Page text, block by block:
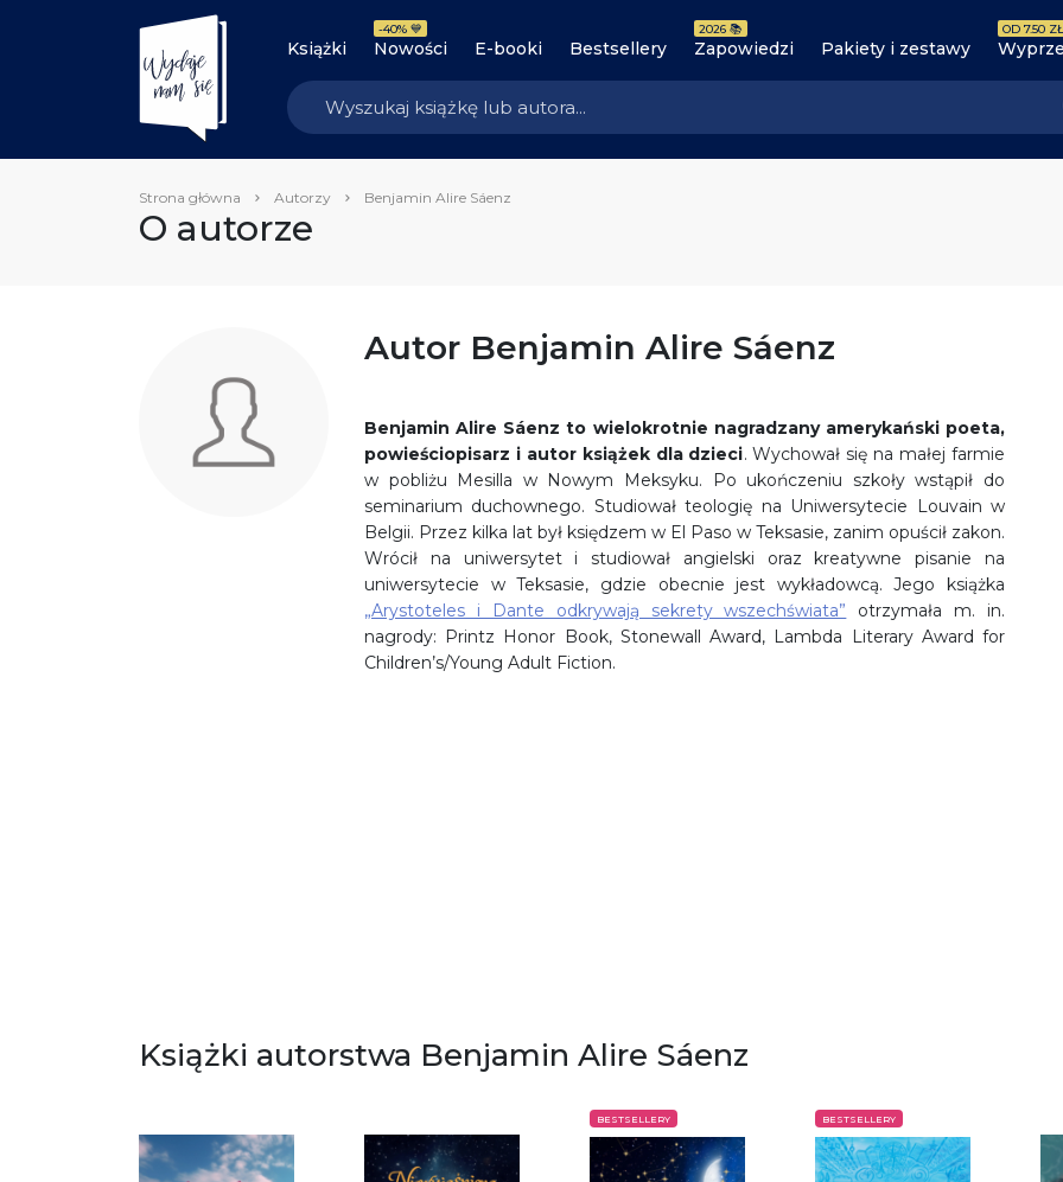
Książki Nowości
-40% 💙
E-booki Bestsellery Zapowiedzi
2026 📚
Pakiety i zestawy
OD 7.50
Strona główna Autorzy Benjamin Alire Sáenz
O autorze
Autor Benjamin Alire Sáenz
Benjamin Alire Sáenz to wielokrotnie nagradzany amerykański poeta,
powieściopisarz i autor książek dla dzieci. Wychował się na małej farmie
w pobliżu Mesilla w Nowym Meksyku. Po ukończeniu szkoły wstąpił do
seminarium duchownego. Studiował teologię na Uniwersytecie Louvain w
Belgii. Przez kilka lat był księdzem w El Paso w Teksasie, zanim opuścił zakon.
Wrócił na uniwersytet i studiował angielski oraz kreatywne pisanie na
uniwersytecie w Teksasie, gdzie obecnie jest wykładowcą. Jego książka
„Arystoteles i Dante odkrywają sekrety wszechświata” otrzymała m. in.
nagrody: Printz Honor Book, Stonewall Award, Lambda Literary Award for
Children’s/Young Adult Fiction.
Książki autorstwa Benjamin Alire Sáenz
BESTSELLERY BESTSELLERY